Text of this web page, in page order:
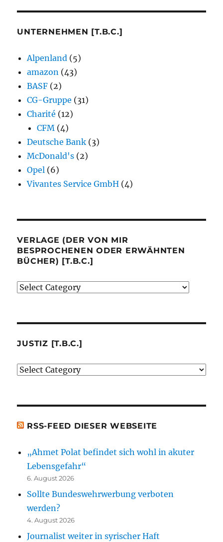
UNTERNEHMEN [T.B.C.]
Alpenland (5)
amazon (43)
BASF (2)
CG-Gruppe (31)
Charité (12)
CFM (4)
Deutsche Bank (3)
McDonald's (2)
Opel (6)
Vivantes Service GmbH (4)
VERLAGE (DER VON MIR
BESPROCHENEN ODER ERWÄHNTEN
BÜCHER) [T.B.C.]
Verlage
besprochenen
erwähnten
JUSTIZ [T.B.C.]
Justiz
RSS-FEED DIESER WEBSEITE
„Ahmet Polat befindet sich wohl in akuter
Lebensgefahr“
6. August 2026
Sollte Bundeswehrwerbung verboten
werden?
4. August 2026
Journalist weiter in syrischer Haft